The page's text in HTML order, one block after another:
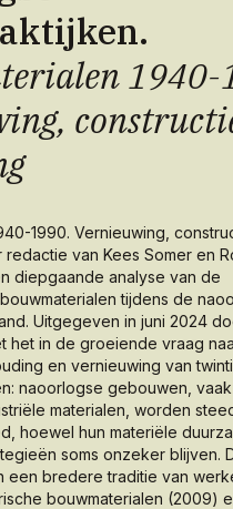
1940-
1990. Vernieuwing,
redactie van Kees Somer en
diepgaande analyse van de
tijdens de
Uitgegeven in juni 2024
het in de groeiende vraag
en vernieuwing van
naoorlogse gebouwen,
materialen, worden
hoewel hun materiële
soms onzeker blijven.
een bredere traditie van
bouwmaterialen (2009)